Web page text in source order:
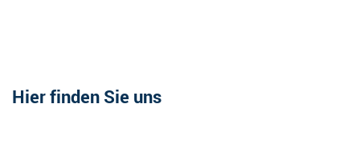
Hier finden Sie uns